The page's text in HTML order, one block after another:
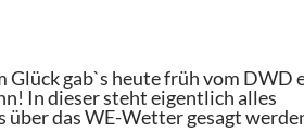
Glück gab`s heute früh vom
In dieser steht eigentlich alles
über das WE-Wetter gesagt